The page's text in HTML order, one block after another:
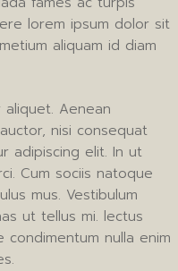
lorem ipsum dolor sit
aliquam id diam
Aenean
nisi consequat
adipiscing elit. In ut
Cum sociis natoque
mus. Vestibulum
ut tellus mi. lectus
nulla enim